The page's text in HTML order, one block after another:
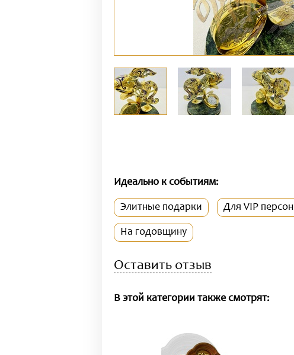
Идеально к событиям:
Элитные подарки Для VIP персон
На годовщину
Оставить отзыв
В этой категории также смотрят: